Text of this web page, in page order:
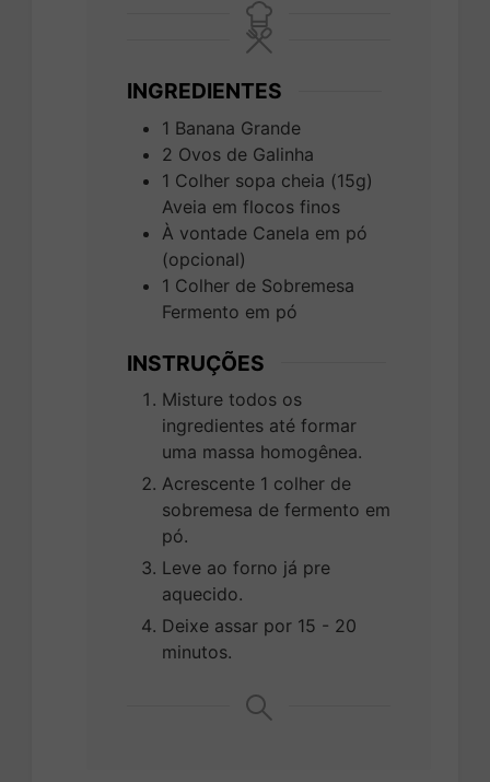
INGREDIENTES
1 Banana Grande
2 Ovos de Galinha
1 Colher sopa cheia (15g)
Aveia em flocos finos
À vontade Canela em pó
(opcional)
1 Colher de Sobremesa
Fermento em pó
INSTRUÇÕES
Misture todos os
ingredientes até formar
uma massa homogênea.
Acrescente 1 colher de
sobremesa de fermento em
pó.
Leve ao forno já pre
aquecido.
Deixe assar por 15 - 20
minutos.